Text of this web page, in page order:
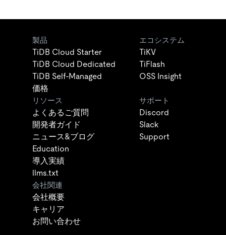
製品
TiDB Cloud Starter
TiDB Cloud Dedicated
TiDB Self-Managed
価格
エコシステム
TiKV
TiFlash
OSS Insight
リソース
よくあるご質問
開発者ガイド
ニュース&ブログ
Education
導入実績
llms.txt
サポート
Discord
Slack
Support
会社関連
会社概要
キャリア
お問い合わせ